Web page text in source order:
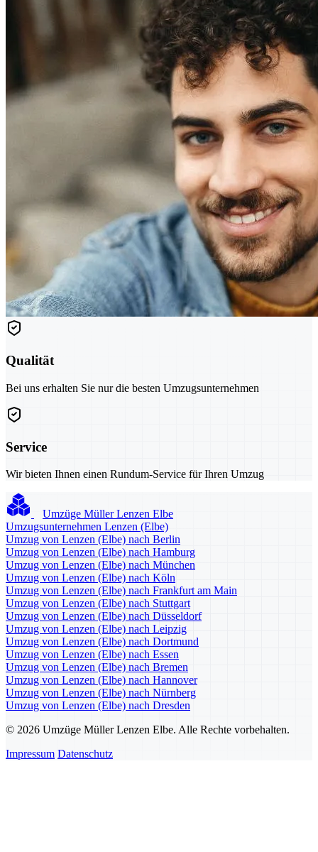
Qualität
Bei uns erhalten Sie nur die besten Umzugsunternehmen
Service
Wir bieten Ihnen einen Rundum-Service für Ihren Umzug
Umzüge Müller Lenzen Elbe
Umzugsunternehmen Lenzen (Elbe)
Umzug von Lenzen (Elbe) nach Berlin
Umzug von Lenzen (Elbe) nach Hamburg
Umzug von Lenzen (Elbe) nach München
Umzug von Lenzen (Elbe) nach Köln
Umzug von Lenzen (Elbe) nach Frankfurt am Main
Umzug von Lenzen (Elbe) nach Stuttgart
Umzug von Lenzen (Elbe) nach Düsseldorf
Umzug von Lenzen (Elbe) nach Leipzig
Umzug von Lenzen (Elbe) nach Dortmund
Umzug von Lenzen (Elbe) nach Essen
Umzug von Lenzen (Elbe) nach Bremen
Umzug von Lenzen (Elbe) nach Hannover
Umzug von Lenzen (Elbe) nach Nürnberg
Umzug von Lenzen (Elbe) nach Dresden
© 2026 Umzüge Müller Lenzen Elbe. Alle Rechte vorbehalten.
Impressum Datenschutz